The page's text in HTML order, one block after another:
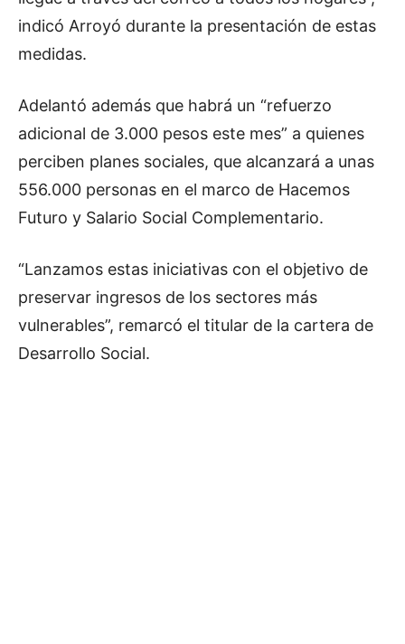
indicó Arroyó durante la presentación de estas
medidas.
Adelantó además que habrá un “refuerzo
adicional de 3.000 pesos este mes” a quienes
perciben planes sociales, que alcanzará a unas
556.000 personas en el marco de Hacemos
Futuro y Salario Social Complementario.
“Lanzamos estas iniciativas con el objetivo de
preservar ingresos de los sectores más
vulnerables”, remarcó el titular de la cartera de
Desarrollo Social.